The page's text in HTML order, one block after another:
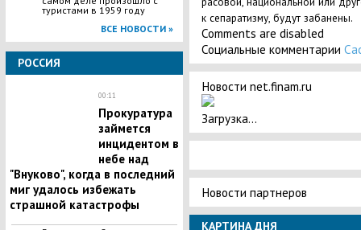
туристами в 1959 году
ВСЕ НОВОСТИ »
РОССИЯ
00:11
Прокуратура
займется
инцидентом в
небе над
"Внуково", когда в последний
миг удалось избежать
страшной катастрофы
к сепаратизму, будут забанены.
Comments are disabled
Социальные комментарии
Новости net.finam.ru
Загрузка...
Новости партнеров
КАРТИНА ДНЯ